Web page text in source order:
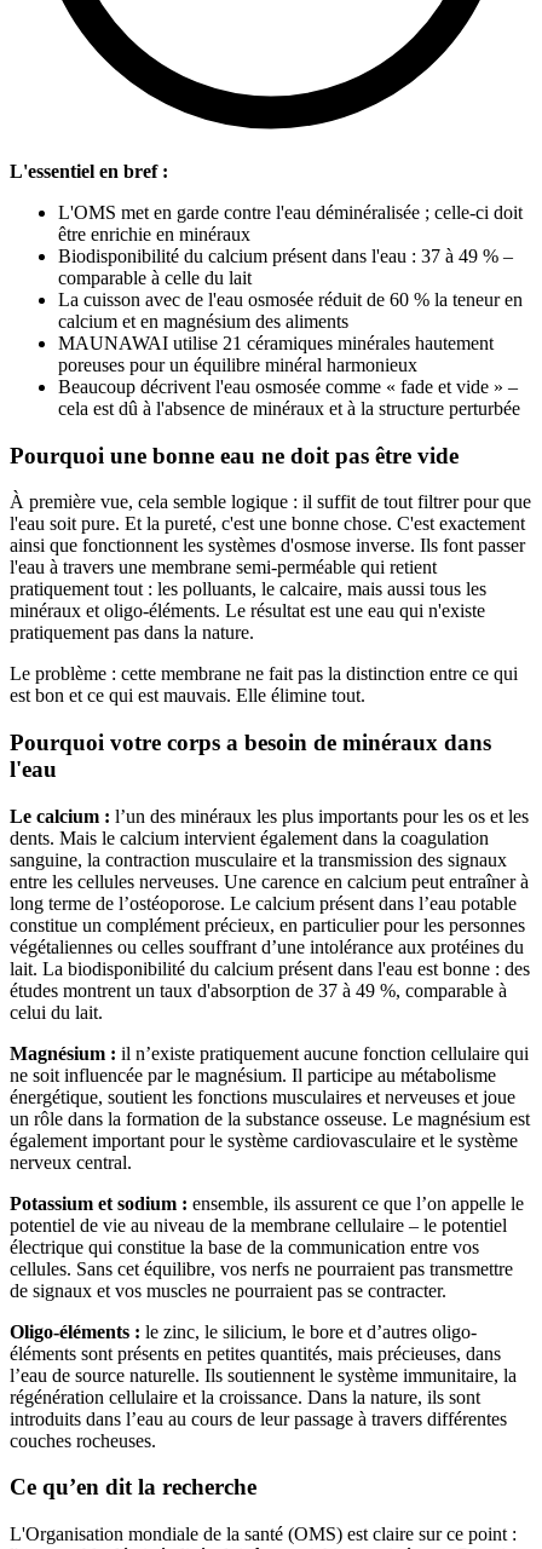
L'essentiel en bref :
L'OMS met en garde contre l'eau déminéralisée ; celle-ci doit
être enrichie en minéraux
Biodisponibilité du calcium présent dans l'eau : 37 à 49 % –
comparable à celle du lait
La cuisson avec de l'eau osmosée réduit de 60 % la teneur en
calcium et en magnésium des aliments
MAUNAWAI utilise 21 céramiques minérales hautement
poreuses pour un équilibre minéral harmonieux
Beaucoup décrivent l'eau osmosée comme « fade et vide » –
cela est dû à l'absence de minéraux et à la structure perturbée
Pourquoi une bonne eau ne doit pas être vide
À première vue, cela semble logique : il suffit de tout filtrer pour que
l'eau soit pure. Et la pureté, c'est une bonne chose. C'est exactement
ainsi que fonctionnent les systèmes d'osmose inverse. Ils font passer
l'eau à travers une membrane semi-perméable qui retient
pratiquement tout : les polluants, le calcaire, mais aussi tous les
minéraux et oligo-éléments. Le résultat est une eau qui n'existe
pratiquement pas dans la nature.
Le problème : cette membrane ne fait pas la distinction entre ce qui
est bon et ce qui est mauvais. Elle élimine tout.
Pourquoi votre corps a besoin de minéraux dans
l'eau
Le calcium : l’un des minéraux les plus importants pour les os et les
dents. Mais le calcium intervient également dans la coagulation
sanguine, la contraction musculaire et la transmission des signaux
entre les cellules nerveuses. Une carence en calcium peut entraîner à
long terme de l’ostéoporose. Le calcium présent dans l’eau potable
constitue un complément précieux, en particulier pour les personnes
végétaliennes ou celles souffrant d’une intolérance aux protéines du
lait. La biodisponibilité du calcium présent dans l'eau est bonne : des
études montrent un taux d'absorption de 37 à 49 %, comparable à
celui du lait.
Magnésium : il n’existe pratiquement aucune fonction cellulaire qui
ne soit influencée par le magnésium. Il participe au métabolisme
énergétique, soutient les fonctions musculaires et nerveuses et joue
un rôle dans la formation de la substance osseuse. Le magnésium est
également important pour le système cardiovasculaire et le système
nerveux central.
Potassium et sodium : ensemble, ils assurent ce que l’on appelle le
potentiel de vie au niveau de la membrane cellulaire – le potentiel
électrique qui constitue la base de la communication entre vos
cellules. Sans cet équilibre, vos nerfs ne pourraient pas transmettre
de signaux et vos muscles ne pourraient pas se contracter.
Oligo-éléments : le zinc, le silicium, le bore et d’autres oligo-
éléments sont présents en petites quantités, mais précieuses, dans
l’eau de source naturelle. Ils soutiennent le système immunitaire, la
régénération cellulaire et la croissance. Dans la nature, ils sont
introduits dans l’eau au cours de leur passage à travers différentes
couches rocheuses.
Ce qu’en dit la recherche
L'Organisation mondiale de la santé (OMS) est claire sur ce point :